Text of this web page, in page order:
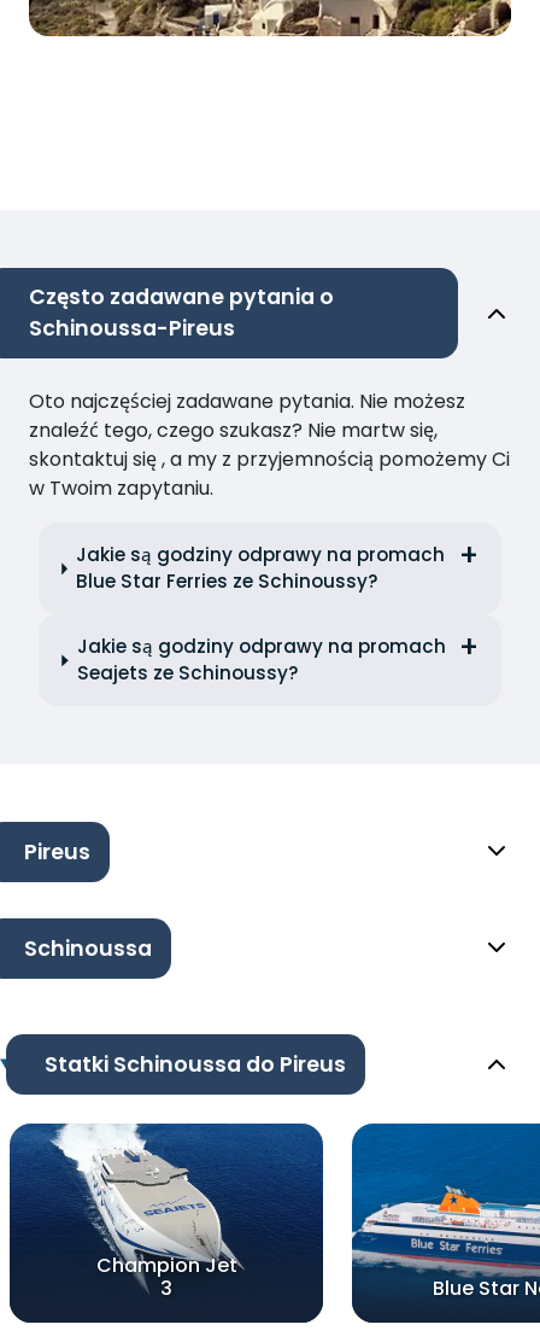
Często zadawane pytania o
Schinoussa-Pireus
Oto najczęściej zadawane pytania. Nie możesz
znaleźć tego, czego szukasz? Nie martw się,
skontaktuj się , a my z przyjemnością pomożemy Ci
w Twoim zapytaniu.
Jakie są godziny odprawy na promach
Blue Star Ferries ze Schinoussy?
Jakie są godziny odprawy na promach
Seajets ze Schinoussy?
Pireus
Schinoussa
Statki Schinoussa do Pireus
Champion Jet
3
Blue Star